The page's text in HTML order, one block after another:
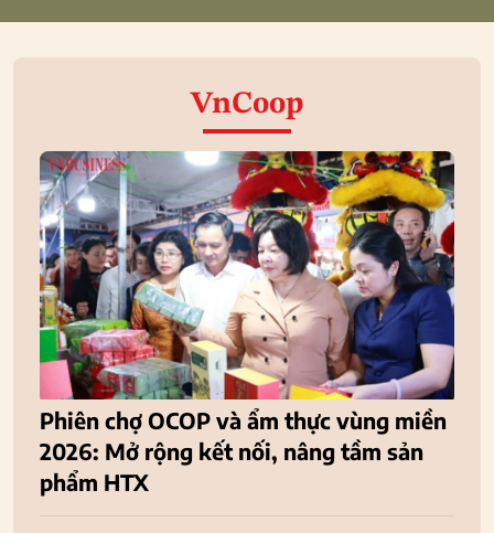
VnCoop
Phiên chợ OCOP và ẩm thực vùng miền
2026: Mở rộng kết nối, nâng tầm sản
phẩm HTX